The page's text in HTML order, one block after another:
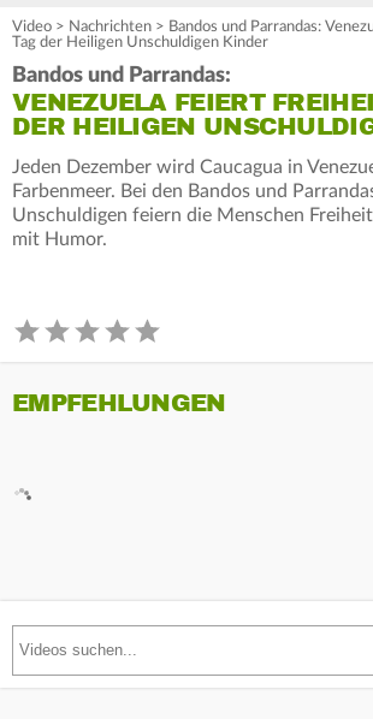
Video > Nachrichten > Bandos und Parrandas:
Tag der Heiligen Unschuldigen Kinder
Bandos und Parrandas:
VENEZUELA FEIERT
DER HEILIGEN
Jeden Dezember wird Caucagua in
Farbenmeer. Bei den Bandos und
Unschuldigen feiern die Menschen
mit Humor.
EMPFEHLUNGEN